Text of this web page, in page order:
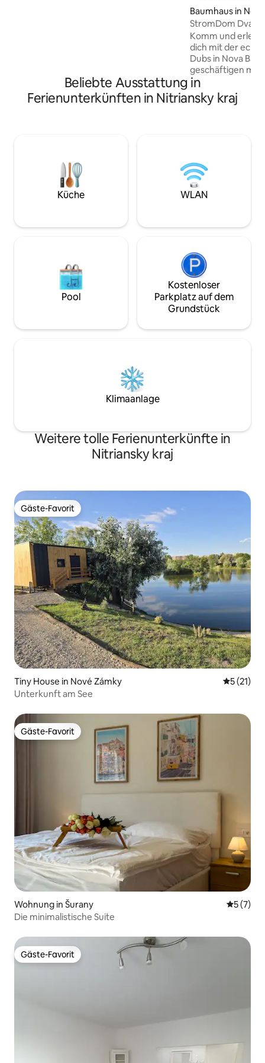
Hügels erreichbar.
Baumhaus in
StromDom Dva
Komm und erlebe es
dich mit der
Dubs in Nova Bana In der
geschäftigen
die Natur
zu sein. Wir
Moment hinter
umliegenden
den Kronen von
versteckt. Das
ist eine
Beliebte Ausstattung in
Ferienunterkünften in Nitriansky kraj
Küche WLAN
Pool
Kostenloser
Parkplatz auf dem
Grundstück
Klimaanlage
Weitere tolle Ferienunterkünfte in
Nitriansky kraj
Gäste-Favorit
Gäste-Favorit
Tiny House in Nové Zámky
5 (21)
Unterkunft am See
Gäste-Favorit
Gäste-Favorit
Wohnung in Šurany
5 (7)
Die minimalistische Suite
Gäste-Favorit
Gäste-Favorit